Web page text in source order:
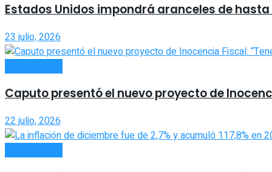
Estados Unidos impondrá aranceles de
23 julio, 2026
Caputo presentó el nuevo proyecto de
22 julio, 2026